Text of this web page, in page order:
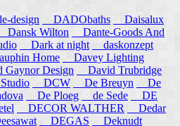
design DADObaths
Daisalux
Dansk Wilton
Dante-Goods And
Dark at night
daskonzept
Home
Davey Lighting
Design
David Trubridge
DCW De Breuyn
De
De Ploeg de Sede
DE
DECOR WALTHER
Dedar
DEGAS
Deknudt